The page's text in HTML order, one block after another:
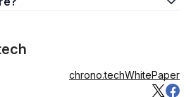
chrono.techWhitePaper